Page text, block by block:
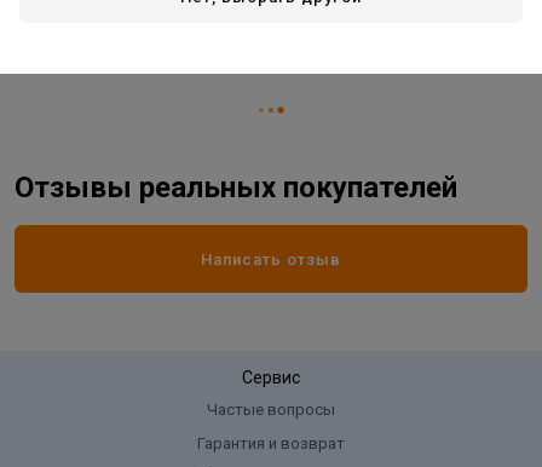
Отзывы реальных покупателей
Написать отзыв
Сервис
Частые вопросы
Гарантия и возврат